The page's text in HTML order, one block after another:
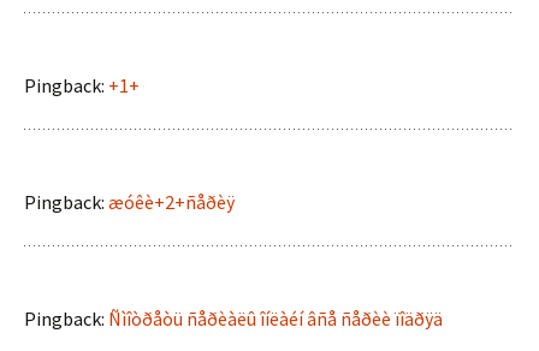
Pingback: +1+
Pingback: æóêè+2+ñåðèÿ
Pingback: Ñìîòðåòü ñåðèàëû îíëàéí âñå ñåðèè ïîäðÿä